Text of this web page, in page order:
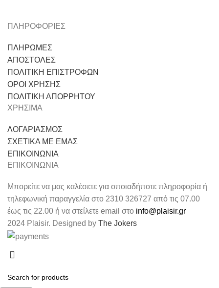
ΠΛΗΡΟΦΟΡΙΕΣ
ΠΛΗΡΩΜΕΣ
ΑΠΟΣΤΟΛΕΣ
ΠΟΛΙΤΙΚΗ ΕΠΙΣΤΡΟΦΩΝ
ΟΡΟΙ ΧΡΗΣΗΣ
ΠΟΛΙΤΙΚΗ ΑΠΟΡΡΗΤΟΥ
ΧΡΗΣΙΜΑ
ΛΟΓΑΡΙΑΣΜΟΣ
ΣΧΕΤΙΚΑ ΜΕ ΕΜΑΣ
ΕΠΙΚΟΙΝΩΝΙΑ
ΕΠΙΚΟΙΝΩΝΙΑ
Μπορείτε να μας καλέσετε για οποιαδήποτε πληροφορία ή
τηλεφωνική παραγγελία στο 2310 326727 από τις 07.00
έως τις 22.00 ή να στείλετε email στο info@plaisir.gr
2024 Plaisir. Designed by The Jokers